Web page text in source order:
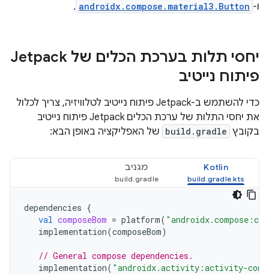
ו- androidx.compose.material3.Button
.
יחסי תלות בערכת הכלים של Jetpack
פיתוח נייטיב
כדי להשתמש ב-Jetpack פיתוח נייטיב לטלוויזיה, צריך לכלול
את יחסי התלות של ערכת הכלים Jetpack פיתוח נייטיב
בקובץ build.gradle של האפליקציה באופן הבא:
Kotlin מגניב
dependencies {
val composeBom = platform(
implementation(composeBom)
// General compose dependencies.
implementation( "androidx.activity:activity-